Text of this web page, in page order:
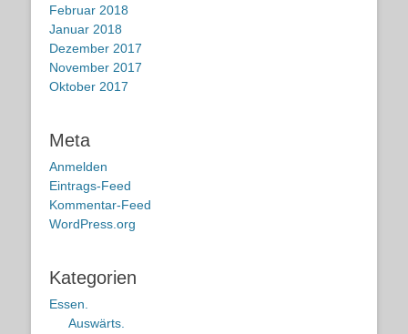
Februar 2018
Januar 2018
Dezember 2017
November 2017
Oktober 2017
Meta
Anmelden
Eintrags-Feed
Kommentar-Feed
WordPress.org
Kategorien
Essen.
Auswärts.